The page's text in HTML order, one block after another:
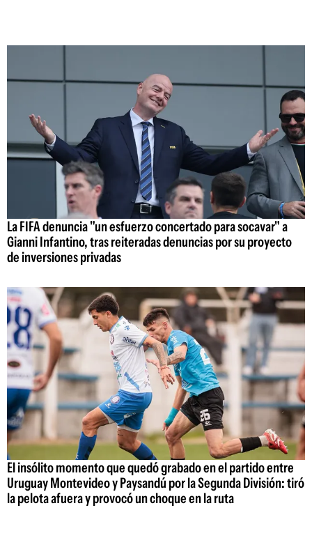
La FIFA denuncia "un esfuerzo concertado para socavar" a
Gianni Infantino, tras reiteradas denuncias por su proyecto
de inversiones privadas
El insólito momento que quedó grabado en el partido entre
Uruguay Montevideo y Paysandú por la Segunda División: tiró
la pelota afuera y provocó un choque en la ruta